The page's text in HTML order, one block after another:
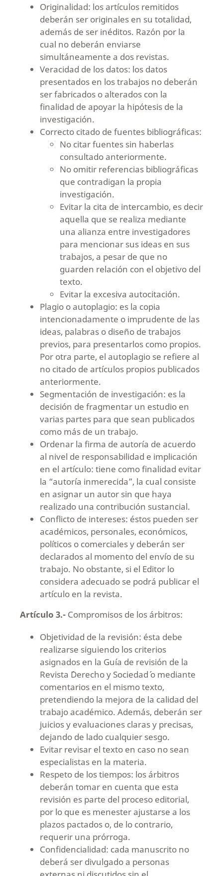
Originalidad: los artículos remitidos
deberán ser originales en su totalidad,
además de ser inéditos. Razón por la
cual no deberán enviarse
simultáneamente a dos revistas.
Veracidad de los datos: los datos
presentados en los trabajos no deberán
ser fabricados o alterados con la
finalidad de apoyar la hipótesis de la
investigación.
Correcto citado de fuentes bibliográficas:
No citar fuentes sin haberlas
consultado anteriormente.
No omitir referencias bibliográficas
que contradigan la propia
investigación.
Evitar la cita de intercambio, es decir
aquella que se realiza mediante
una alianza entre investigadores
para mencionar sus ideas en sus
trabajos, a pesar de que no
guarden relación con el objetivo del
texto.
Evitar la excesiva autocitación.
Plagio o autoplagio: es la copia
intencionadamente o imprudente de las
ideas, palabras o diseño de trabajos
previos, para presentarlos como propios.
Por otra parte, el autoplagio se refiere al
no citado de artículos propios publicados
anteriormente.
Segmentación de investigación: es la
decisión de fragmentar un estudio en
varias partes para que sean publicados
como más de un trabajo.
Ordenar la firma de autoría de acuerdo
al nivel de responsabilidad e implicación
en el artículo: tiene como finalidad evitar
la “autoría inmerecida”, la cual consiste
en asignar un autor sin que haya
realizado una contribución sustancial.
Conflicto de intereses: éstos pueden ser
académicos, personales, económicos,
políticos o comerciales y deberán ser
declarados al momento del envío de su
trabajo. No obstante, si el Editor lo
considera adecuado se podrá publicar el
artículo en la revista.
Artículo 3.-Compromisos de los árbitros:
Objetividad de la revisión: ésta debe
realizarse siguiendo los criterios
asignados en la Guía de revisión de la
Revista ´Derecho y Sociedad´ o mediante
comentarios en el mismo texto,
pretendiendo la mejora de la calidad del
trabajo académico. Además, deberán ser
juicios y evaluaciones claras y precisas,
dejando de lado cualquier sesgo.
Evitar revisar el texto en caso no sean
especialistas en la materia.
Respeto de los tiempos: los árbitros
deberán tomar en cuenta que esta
revisión es parte del proceso editorial,
por lo que es menester ajustarse a los
plazos pactados o, de lo contrario,
requerir una prórroga.
Confidencialidad: cada manuscrito no
deberá ser divulgado a personas